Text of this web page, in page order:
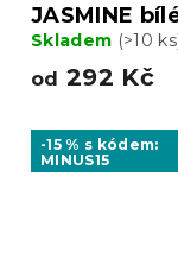
JASMINE
Skladem (>10
od 292 Kč
-15 % s kódem:
MINUS15